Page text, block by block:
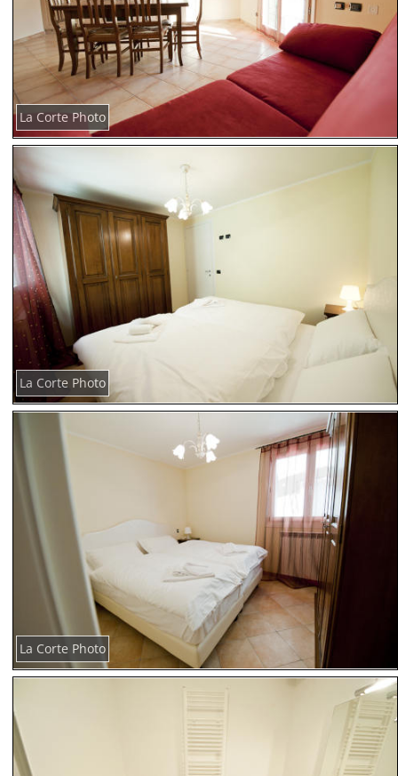
La Corte Photo
La Corte Photo
La Corte Photo